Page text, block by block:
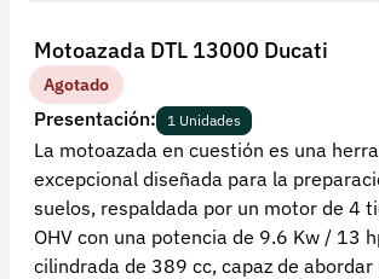
Motoazada DTL 13000 Ducati
Agotado
Presentación: 1 Unidades
La motoazada en cuestión es una
excepcional diseñada para la
suelos, respaldada por un motor de 4
OHV con una potencia de 9.6 Kw / 13
cilindrada de 389 cc, capaz de abordar
contacto@croper.com
© 2026 Croper.com Todos los derechos
Versión 5.45.0
Síguenos